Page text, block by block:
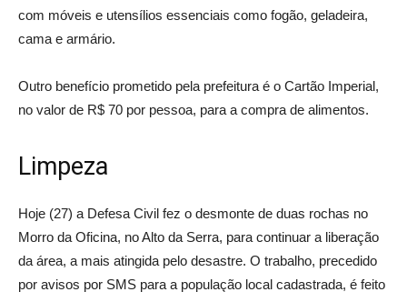
com móveis e utensílios essenciais como fogão, geladeira,
cama e armário.
Outro benefício prometido pela prefeitura é o Cartão Imperial,
no valor de R$ 70 por pessoa, para a compra de alimentos.
Limpeza
Hoje (27) a Defesa Civil fez o desmonte de duas rochas no
Morro da Oficina, no Alto da Serra, para continuar a liberação
da área, a mais atingida pelo desastre. O trabalho, precedido
por avisos por SMS para a população local cadastrada, é feito